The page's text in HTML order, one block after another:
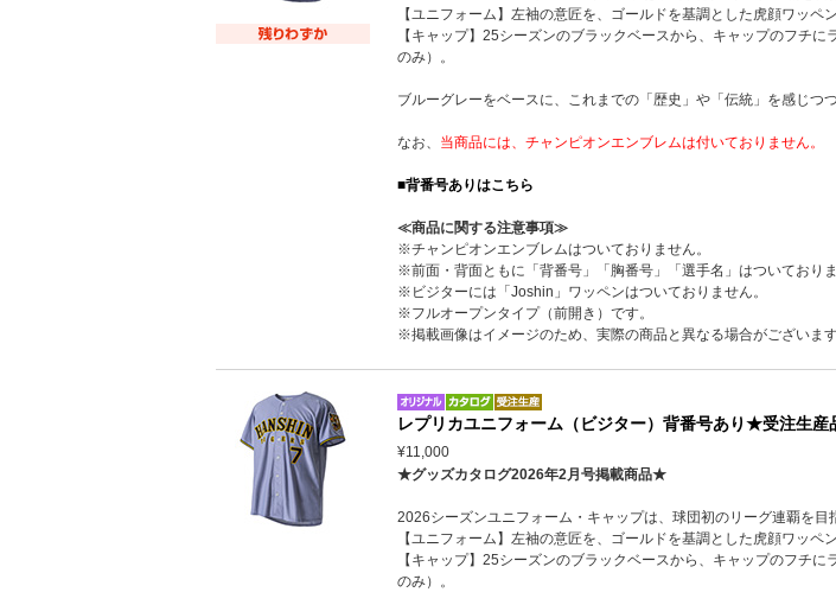
【ユニフォーム】左袖の意匠を、ゴールドを基調とした虎顔ワッペ
【キャップ】25シーズンのブラックベースから、キャップのフチ
のみ）。
ブルーグレーをベースに、これまでの「歴史」や「伝統」を感じつ
なお、 当商品には、チャンピオンエンブレムは付いておりません。
■背番号ありはこちら
≪商品に関する注意事項≫
※チャンピオンエンブレムはついておりません。
※前面・背面ともに「背番号」「胸番号」「選手名」はついており
※ビジターには「Joshin」ワッペンはついておりません。
※フルオープンタイプ（前開き）です。
※掲載画像はイメージのため、実際の商品と異なる場合がございます
レプリカユニフォーム（ビジター）背番号あり★受注生
¥11,000
★グッズカタログ2026年2月号掲載商品★
2026シーズンユニフォーム・キャップは、球団初のリーグ連覇を目
【ユニフォーム】左袖の意匠を、ゴールドを基調とした虎顔ワッペ
【キャップ】25シーズンのブラックベースから、キャップのフチ
のみ）。